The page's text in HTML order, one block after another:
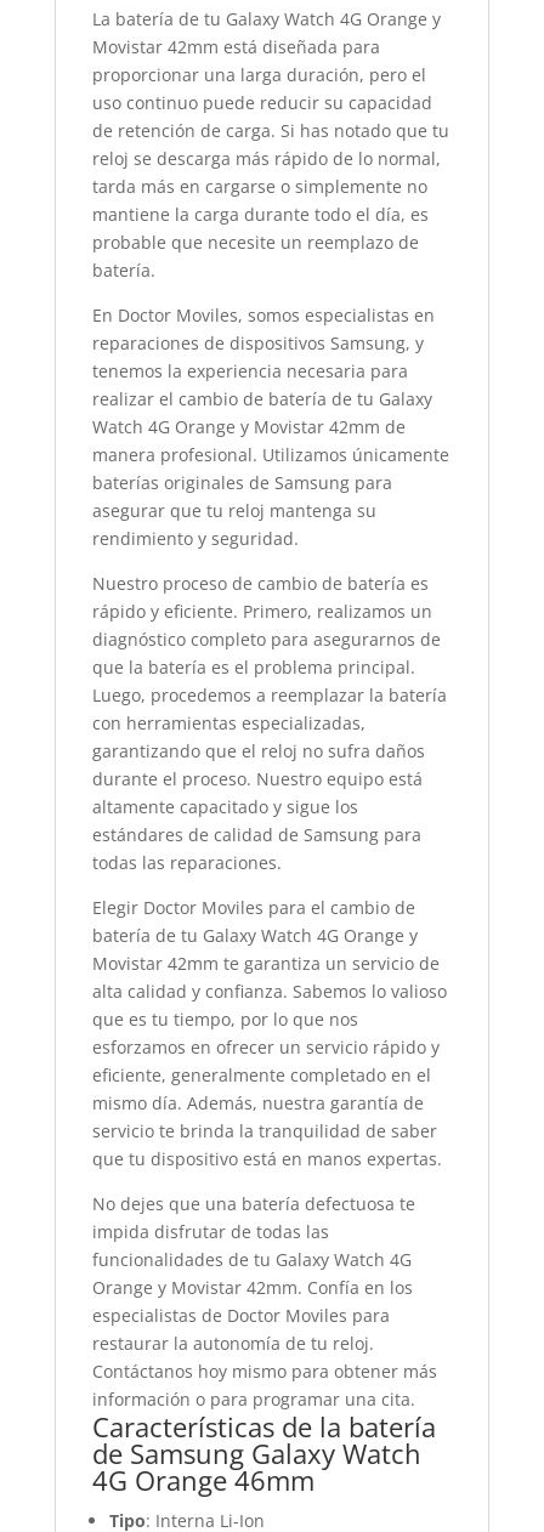
La batería de tu Galaxy Watch 4G Orange y
Movistar 42mm está diseñada para
proporcionar una larga duración, pero el
uso continuo puede reducir su capacidad
de retención de carga. Si has notado que tu
reloj se descarga más rápido de lo normal,
tarda más en cargarse o simplemente no
mantiene la carga durante todo el día, es
probable que necesite un reemplazo de
batería.
En Doctor Moviles, somos especialistas en
reparaciones de dispositivos Samsung, y
tenemos la experiencia necesaria para
realizar el cambio de batería de tu Galaxy
Watch 4G Orange y Movistar 42mm de
manera profesional. Utilizamos únicamente
baterías originales de Samsung para
asegurar que tu reloj mantenga su
rendimiento y seguridad.
Nuestro proceso de cambio de batería es
rápido y eficiente. Primero, realizamos un
diagnóstico completo para asegurarnos de
que la batería es el problema principal.
Luego, procedemos a reemplazar la batería
con herramientas especializadas,
garantizando que el reloj no sufra daños
durante el proceso. Nuestro equipo está
altamente capacitado y sigue los
estándares de calidad de Samsung para
todas las reparaciones.
Elegir Doctor Moviles para el cambio de
batería de tu Galaxy Watch 4G Orange y
Movistar 42mm te garantiza un servicio de
alta calidad y confianza. Sabemos lo valioso
que es tu tiempo, por lo que nos
esforzamos en ofrecer un servicio rápido y
eficiente, generalmente completado en el
mismo día. Además, nuestra garantía de
servicio te brinda la tranquilidad de saber
que tu dispositivo está en manos expertas.
No dejes que una batería defectuosa te
impida disfrutar de todas las
funcionalidades de tu Galaxy Watch 4G
Orange y Movistar 42mm. Confía en los
especialistas de Doctor Moviles para
restaurar la autonomía de tu reloj.
Contáctanos hoy mismo para obtener más
información o para programar una cita.
Características de la batería
de Samsung Galaxy Watch
4G Orange 46mm
Tipo: Interna Li-Ion